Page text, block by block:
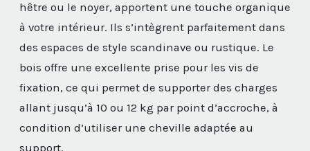
hêtre ou le noyer, apportent une touche organique
à votre intérieur. Ils s’intègrent parfaitement dans
des espaces de style scandinave ou rustique. Le
bois offre une excellente prise pour les vis de
fixation, ce qui permet de supporter des charges
allant jusqu’à 10 ou 12 kg par point d’accroche, à
condition d’utiliser une cheville adaptée au
support.